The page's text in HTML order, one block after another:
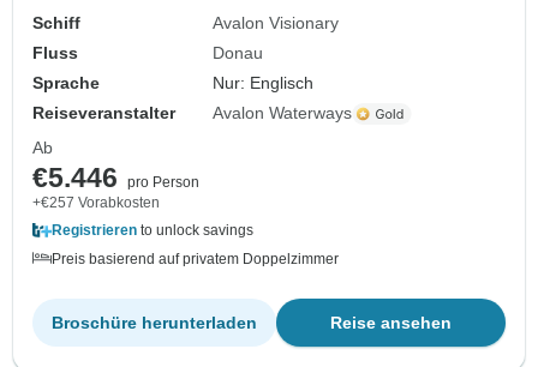
Schiff
Avalon Visionary
Fluss
Donau
Sprache
Nur: Englisch
Reiseveranstalter
Avalon Waterways
Ab
€5.446
pro Person
+€257 Vorabkosten
Registrieren to unlock savings
Preis basierend auf privatem Doppelzimmer
Reise ansehen
Broschüre herunterladen